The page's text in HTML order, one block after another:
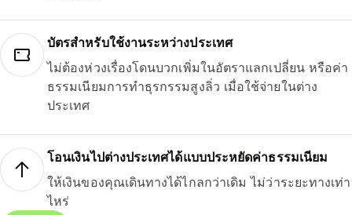
บัตรสำหรับใช้งานระหว่างประเทศ
ไม่ต้องห่วงเรื่องโดนบวกเพิ่มในอัตราแลกเปลี่ยน หรือค่า
ธรรมเนียมการทำธุรกรรมสูงลิ่ว เมื่อใช้จ่ายในต่าง
ประเทศ
โอนเงินไปต่างประเทศได้แบบประหยัดค่าธรรมเนียม
ให้เงินของคุณเดินทางได้ไกลกว่าเดิม ไม่ว่าระยะทางเท่า
ไหร่